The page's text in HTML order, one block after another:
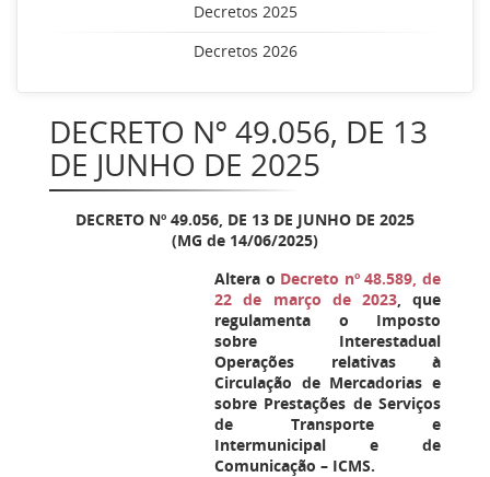
Decretos 2025
Decretos 2026
DECRETO Nº 49.056, DE 13
DE JUNHO DE 2025
DECRETO Nº 49.056, DE 13 DE JUNHO DE 2025
(MG de 14/06/2025)
Altera o Decreto nº 48.589, de
22 de março de 2023, que
regulamenta o Imposto
sobre Interestadual
Operações relativas à
Circulação de Mercadorias e
sobre Prestações de Serviços
de Transporte e
Intermunicipal e de
Comunicação – ICMS.